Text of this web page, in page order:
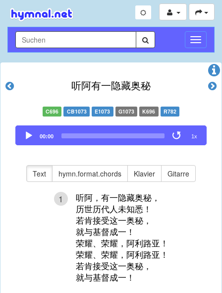
听阿有一隐藏奥秘
C696 CB1073 E1073 G1073 K696 R782
Audio
Player
00:00 1x
Text hymn.format.chords Klavier Gitarre
1
听阿，有一隐藏奥秘，
历世历代人未知悉！
若肯接受这一奥秘，
就与基督成一！
荣耀、荣耀，阿利路亚！
荣耀、荣耀，阿利路亚！
若肯接受这一奥秘，
就与基督成一！